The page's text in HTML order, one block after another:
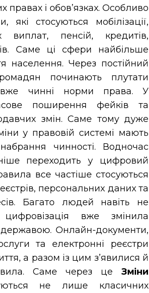
правах і обов’язках. Особливо
стосуються мобілізації,
виплат, пенсій, кредитів,
Саме ці сфери найбільше
населення. Через постійний
починають плутати
вже чинні норми права. У
поширення фейків та
змін. Саме тому дуже
у правовій системі мають
чинності. Водночас
переходить у цифровий
все частіше стосуються
персональних даних та
Багато людей навіть не
вже змінила
державою. Онлайн-документи,
та електронні реєстри
а разом із цим з’явилися й
Саме через це Зміни
не лише класичних